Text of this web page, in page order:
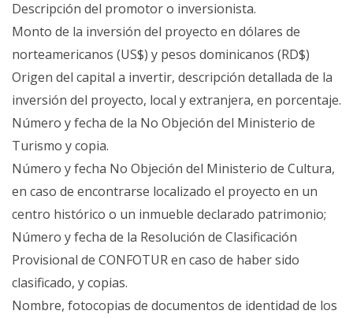
Descripción del promotor o inversionista.
Monto de la inversión del proyecto en dólares de
norteamericanos (US$) y pesos dominicanos (RD$)
Origen del capital a invertir, descripción detallada de la
inversión del proyecto, local y extranjera, en porcentaje.
Número y fecha de la No Objeción del Ministerio de
Turismo y copia.
Número y fecha No Objeción del Ministerio de Cultura,
en caso de encontrarse localizado el proyecto en un
centro histórico o un inmueble declarado patrimonio;
Número y fecha de la Resolución de Clasificación
Provisional de CONFOTUR en caso de haber sido
clasificado, y copias.
Nombre, fotocopias de documentos de identidad de los